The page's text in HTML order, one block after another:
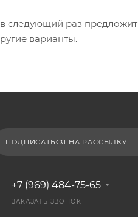
следующий раз
варианты.
ПОДПИСАТЬСЯ НА РАССЫЛКУ
+7 (969) 484-75-65
ЗАКАЗАТЬ ЗВОНОК